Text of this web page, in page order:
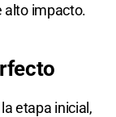
alto impacto.
etapa inicial,